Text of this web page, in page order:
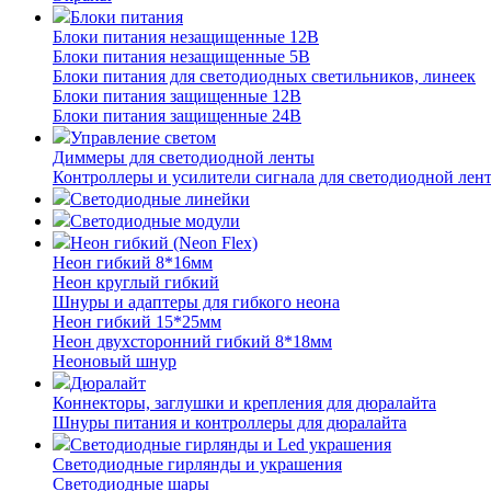
Блоки питания
Блоки питания незащищенные 12В
Блоки питания незащищенные 5В
Блоки питания для светодиодных светильников, линеек
Блоки питания защищенные 12В
Блоки питания защищенные 24В
Управление светом
Диммеры для светодиодной ленты
Контроллеры и усилители сигнала для светодиодной
Светодиодные линейки
Светодиодные модули
Неон гибкий (Neon Flex)
Неон гибкий 8*16мм
Неон круглый гибкий
Шнуры и адаптеры для гибкого неона
Неон гибкий 15*25мм
Неон двухсторонний гибкий 8*18мм
Неоновый шнур
Дюралайт
Коннекторы, заглушки и крепления для дюралайта
Шнуры питания и контроллеры для дюралайта
Светодиодные гирлянды и Led украшения
Светодиодные гирлянды и украшения
Светодиодные шары